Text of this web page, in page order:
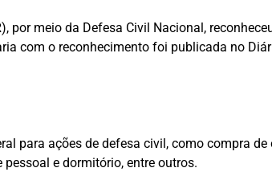
por meio da Defesa Civil Nacional,
com o reconhecimento foi publicada no
para ações de defesa civil, como compra
e dormitório, entre outros.